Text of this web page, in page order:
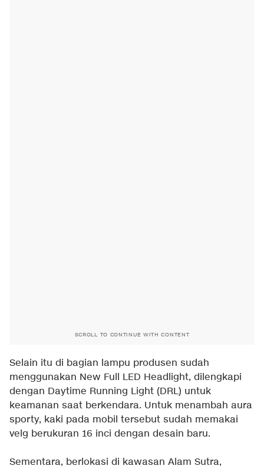
SCROLL TO CONTINUE WITH CONTENT
Selain itu di bagian lampu produsen sudah
menggunakan New Full LED Headlight, dilengkapi
dengan Daytime Running Light (DRL) untuk
keamanan saat berkendara. Untuk menambah aura
sporty, kaki pada mobil tersebut sudah memakai
velg berukuran 16 inci dengan desain baru.
Sementara, berlokasi di kawasan Alam Sutra,